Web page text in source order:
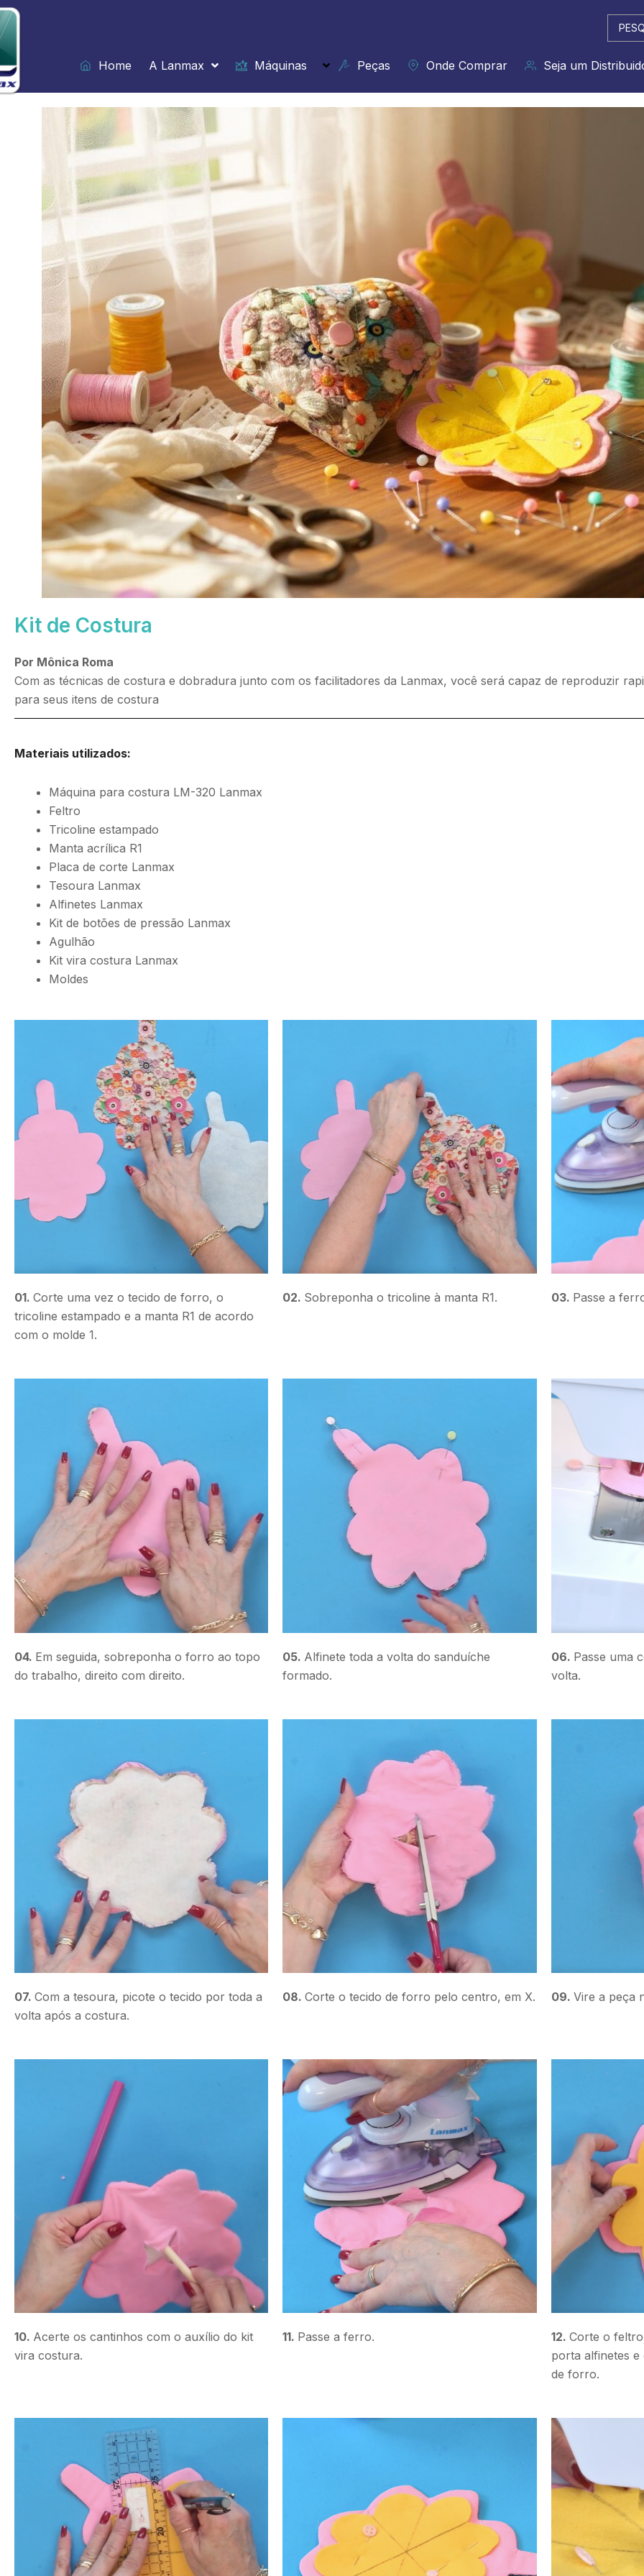
Ir
para
o
conteúdo
...
Home
A Lanmax Máquinas Peças Onde Comprar Seja um
Kit de Costura
Por Mônica Roma
Com as técnicas de costura e dobradura junto com os facilitadores da Lanmax, você será capaz de reproduzir
para seus itens de costura
Materiais utilizados:
Máquina para costura LM-320 Lanmax
Feltro
Tricoline estampado
Manta acrílica R1
Placa de corte Lanmax
Tesoura Lanmax
Alfinetes Lanmax
Kit de botões de pressão Lanmax
Agulhão
Kit vira costura Lanmax
Moldes
01. Corte uma vez o tecido de forro, o
tricoline estampado e a manta R1 de acordo
com o molde 1.
02. Sobreponha o tricoline à manta R1. 03. Passe a
04. Em seguida, sobreponha o forro ao topo
do trabalho, direito com direito.
05. Alfinete toda a volta do sanduíche
formado.
06. Passe uma
volta.
07. Com a tesoura, picote o tecido por toda a
volta após a costura.
08.Corte o tecido de forro pelo centro, em X. 09. Vire a peça
10. Acerte os cantinhos com o auxílio do kit
vira costura.
11. Passe a ferro. 12. Corte o
porta alfinetes
de forro.